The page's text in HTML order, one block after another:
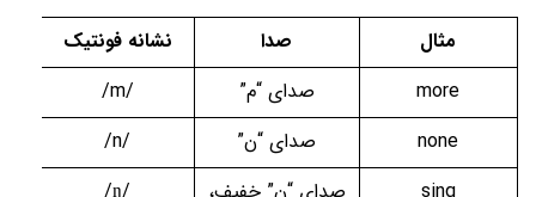
مثال صدا
نشانه فونتیک
more
صدای “م”
/m/
none
صدای “ن”
/n/